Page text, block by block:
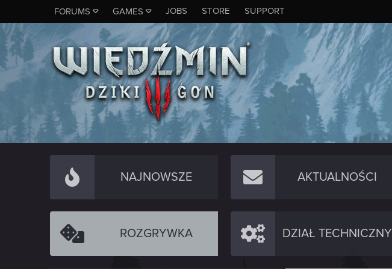
FORUMS GAMES JOBS STORE SUPPORT
NAJNOWSZE AKTUALNOŚCI
ROZGRYWKA DZIAŁ TECHNICZNY